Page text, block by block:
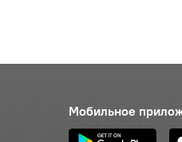
Мобильное